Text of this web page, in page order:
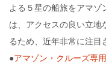
よる５星の船旅をアマゾ
は、アクセスの良い立地
るため、近年非常に注目
●アマゾン・クルーズ専